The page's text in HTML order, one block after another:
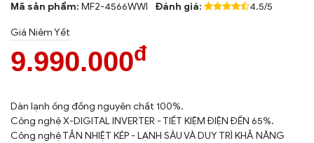
Mã sản phẩm: MF2-4566WWI Đánh giá: 4.5/5
Giá Niêm Yết
9.990.000đ
Dàn lạnh ống đồng nguyên chất 100%.
Công nghệ X-DIGITAL INVERTER - TIẾT KIỆM ĐIỆN ĐẾN 65%.
Công nghệ TẢN NHIỆT KÉP - LẠNH SÂU VÀ DUY TRÌ KHẢ NĂNG